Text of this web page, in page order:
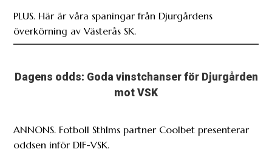
PLUS. Här är våra spaningar från Djurgårdens
överkörning av Västerås SK.
Dagens odds: Goda vinstchanser för Djurgården
mot VSK
ANNONS. Fotboll Sthlms partner Coolbet presenterar
oddsen inför DIF-VSK.